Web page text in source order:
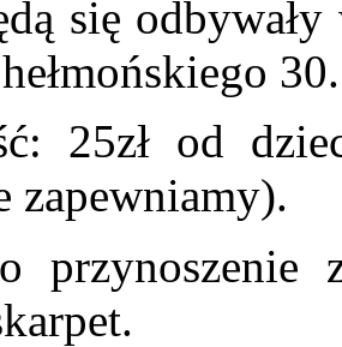
się
30.
25zł od
zapewniamy).
przynoszenie